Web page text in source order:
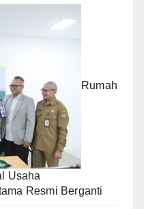
Rumah
Usaha
Resmi Berganti